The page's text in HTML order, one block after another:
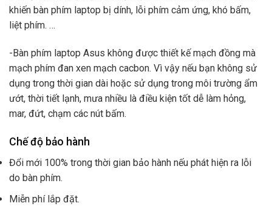
khiến bàn phím laptop bị dính, lỗi phím cảm ứng, khó bấm,
liệt phím. …
-Bàn phím laptop Asus không được thiết kế mạch đồng mà
mạch phím đan xen mạch cacbon. Vì vậy nếu bạn không sử
dụng trong thời gian dài hoặc sử dụng trong môi trường ẩm
ướt, thời tiết lạnh, mưa nhiều là điều kiện tốt dễ làm hỏng,
mar, đứt, chạm các nút bấm.
Chế độ bảo hành
Đổi mới 100% trong thời gian bảo hành nếu phát hiện ra lỗi
do bàn phím.
Miễn phí lắp đặt.